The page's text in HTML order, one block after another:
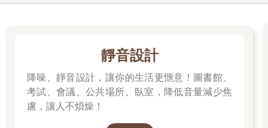
靜音設計
降噪、靜音設計，讓你的生活更愜意！圖書館、
考試、會議、公共場所、臥室，降低音量減少焦
慮，讓人不煩燥！